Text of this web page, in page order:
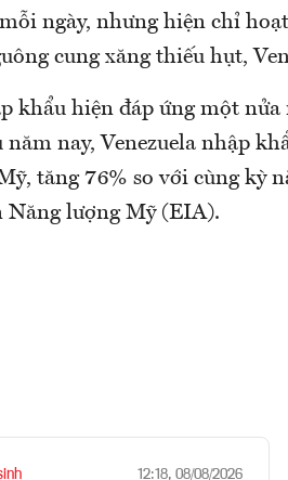
ngày, nhưng hiện chỉ
cung xăng thiếu hụt,
khẩu hiện đáp ứng một nửa
năm nay, Venezuela nhập
tăng 76% so với cùng kỳ
Năng lượng Mỹ (EIA).
12:18, 08/08/2026